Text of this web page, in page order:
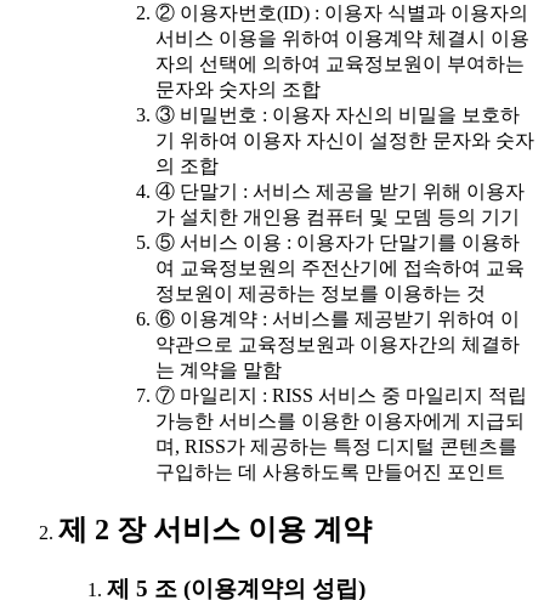
② 이용자번호(ID) : 이용자 식별과 이용자의
서비스 이용을 위하여 이용계약 체결시 이용
자의 선택에 의하여 교육정보원이 부여하는
문자와 숫자의 조합
③ 비밀번호 : 이용자 자신의 비밀을 보호하
기 위하여 이용자 자신이 설정한 문자와 숫자
의 조합
④ 단말기 : 서비스 제공을 받기 위해 이용자
가 설치한 개인용 컴퓨터 및 모뎀 등의 기기
⑤ 서비스 이용 : 이용자가 단말기를 이용하
여 교육정보원의 주전산기에 접속하여 교육
정보원이 제공하는 정보를 이용하는 것
⑥ 이용계약 : 서비스를 제공받기 위하여 이
약관으로 교육정보원과 이용자간의 체결하
는 계약을 말함
⑦ 마일리지 : RISS 서비스 중 마일리지 적립
가능한 서비스를 이용한 이용자에게 지급되
며, RISS가 제공하는 특정 디지털 콘텐츠를
구입하는 데 사용하도록 만들어진 포인트
제 2 장 서비스 이용 계약
제 5 조 (이용계약의 성립)